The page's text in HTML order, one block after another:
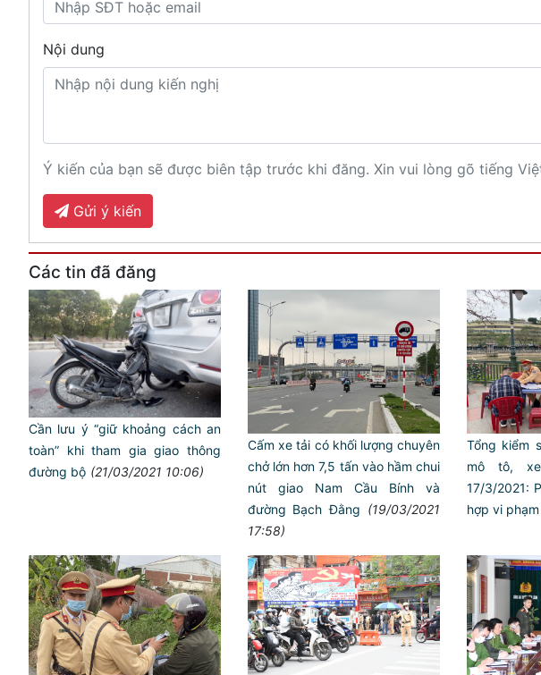
Nội dung
Ý kiến của bạn sẽ được biên tập trước khi đăng. Xin vui lòng gõ tiếng
Gửi ý kiến
Các tin đã đăng
Cần lưu ý “giữ khoảng cách an
toàn” khi tham gia giao thông
đường bộ (21/03/2021 10:06)
Cấm xe tải có khối lượng chuyên
chở lớn hơn 7,5 tấn vào hầm chui
nút giao Nam Cầu Bính và
đường Bạch Đằng (19/03/2021
17:58)
Tổng kiểm
mô tô,
17/3/2021:
hợp vi phạm